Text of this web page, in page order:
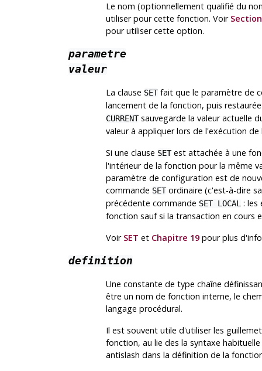
Le nom (optionnellement qualifié du
utiliser pour cette fonction. Voir
pour utiliser cette option.
parametre
valeur
La clause SETfait que le paramètre de
lancement de la fonction, puis
CURRENTsauvegarde la valeur actuelle
valeur à appliquer lors de l'exécution
Si une clause SETest attachée à une
l'intérieur de la fonction pour la même
paramètre de configuration est de
commande SETordinaire (c'est-à-dire
précédente commande SET LOCAL : les
fonction sauf si la transaction en cours
Voir SET et Chapitre 19pour plus
definition
Une constante de type chaîne
être un nom de fonction interne, le
langage procédural.
Il est souvent utile d'utiliser les
fonction, au lie des la syntaxe
antislash dans la définition de la